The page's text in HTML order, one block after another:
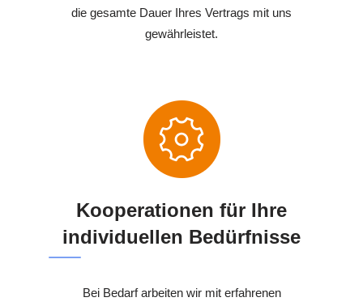
die gesamte Dauer Ihres Vertrags mit uns
gewährleistet.
Kooperationen für Ihre
individuellen Bedürfnisse
Bei Bedarf arbeiten wir mit erfahrenen